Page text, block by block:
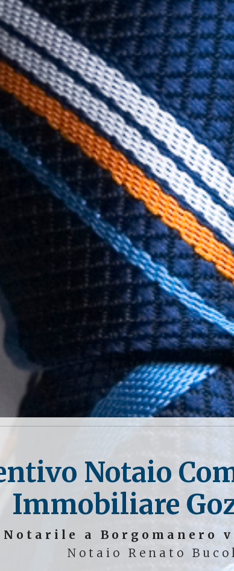
Notaio
Immobiliare
a Borgomanero
Notaio Renato